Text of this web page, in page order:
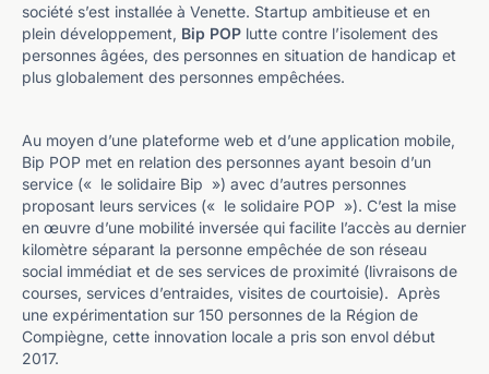
société s’est installée à Venette. Startup ambitieuse et en
plein développement, Bip POP lutte contre l’isolement des
personnes âgées, des personnes en situation de handicap et
plus globalement des personnes empêchées.
Au moyen d’une plateforme web et d’une application mobile,
Bip POP met en relation des personnes ayant besoin d’un
service (« le solidaire Bip ») avec d’autres personnes
proposant leurs services (« le solidaire POP »). C’est la mise
en œuvre d’une mobilité inversée qui facilite l’accès au dernier
kilomètre séparant la personne empêchée de son réseau
social immédiat et de ses services de proximité (livraisons de
courses, services d’entraides, visites de courtoisie). Après
une expérimentation sur 150 personnes de la Région de
Compiègne, cette innovation locale a pris son envol début
2017.